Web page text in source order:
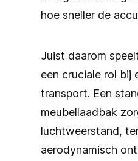
hoe sneller de
Juist daarom
een cruciale rol bij
transport. Een
meubellaadbak
luchtweerstand,
aerodynamisch